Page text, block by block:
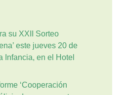
su XXII Sorteo
este jueves 20 de
Infancia, en el Hotel
‘Cooperación